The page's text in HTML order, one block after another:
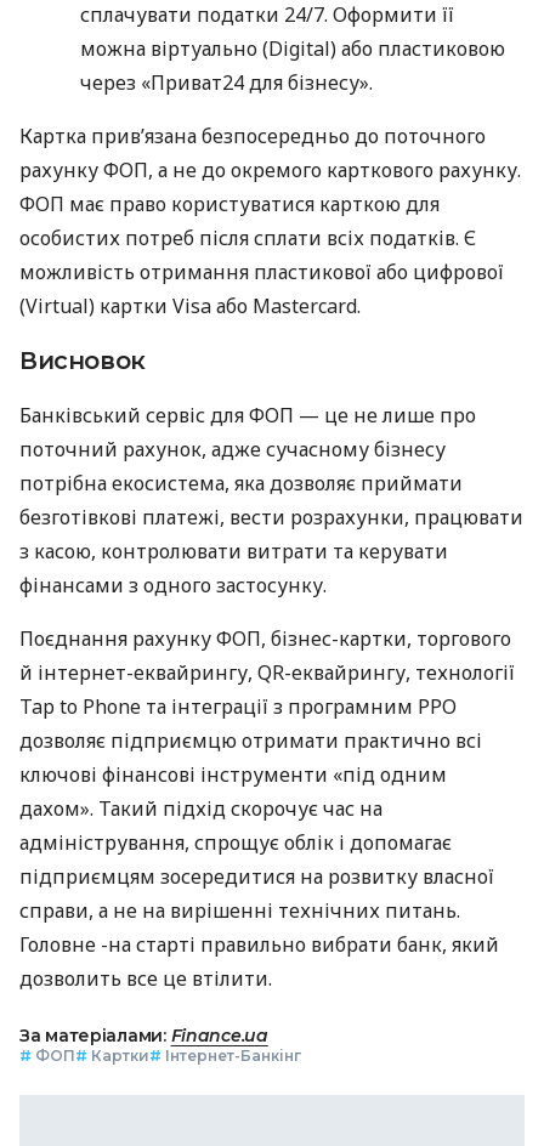
сплачувати податки 24/7. Оформити її
можна віртуально (Digital) або пластиковою
через «Приват24 для бізнесу».
Картка прив’язана безпосередньо до поточного
рахунку ФОП, а не до окремого карткового рахунку.
ФОП має право користуватися карткою для
особистих потреб після сплати всіх податків. Є
можливість отримання пластикової або цифрової
(Virtual) картки Visa або Mastercard.
Висновок
Банківський сервіс для ФОП — це не лише про
поточний рахунок, адже сучасному бізнесу
потрібна екосистема, яка дозволяє приймати
безготівкові платежі, вести розрахунки, працювати
з касою, контролювати витрати та керувати
фінансами з одного застосунку.
Поєднання рахунку ФОП, бізнес-картки, торгового
й інтернет-еквайрингу, QR-еквайрингу, технології
Tap to Phone та інтеграції з програмним РРО
дозволяє підприємцю отримати практично всі
ключові фінансові інструменти «під одним
дахом». Такий підхід скорочує час на
адміністрування, спрощує облік і допомагає
підприємцям зосередитися на розвитку власної
справи, а не на вирішенні технічних питань.
Головне -на старті правильно вибрати банк, який
дозволить все це втілити.
За матеріалами: Finance.ua
# ФОП# Картки# Інтернет-Банкінг